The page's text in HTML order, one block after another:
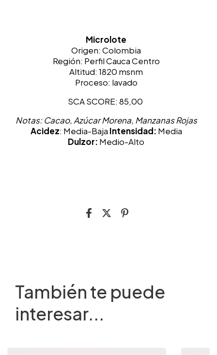
Microlote
Origen: Colombia
Región: Perfil Cauca Centro
Altitud: 1820 msnm
Proceso: lavado
SCA SCORE: 85,00
Notas: Cacao, Azúcar Morena, Manzanas Rojas
Acidez: Media-Baja Intensidad: Media
Dulzor: Medio-Alto
También te puede
interesar...